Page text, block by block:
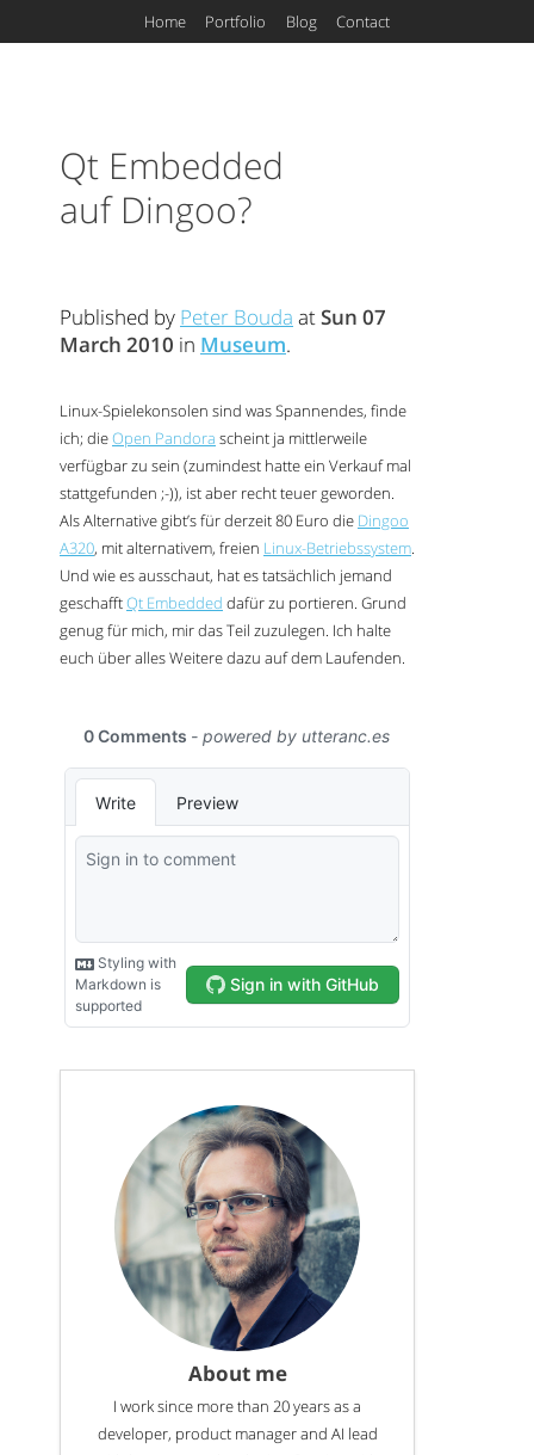
Home Portfolio Blog Contact
Qt Embedded
auf Dingoo?
Published by Peter Bouda atSun 07
March 2010 in Museum.
Linux-Spielekonsolen sind was Spannendes, finde
ich; dieOpen Pandora scheint ja mittlerweile
verfügbar zu sein (zumindest hatte ein Verkauf mal
stattgefunden ;-)), ist aber recht teuer geworden.
Als Alternative gibt’s für derzeit 80 Euro die Dingoo
A320, mit alternativem, freien Linux-Betriebssystem.
Und wie es ausschaut, hat es tatsächlich jemand
geschafftQt Embedded dafür zu portieren. Grund
genug für mich, mir das Teil zuzulegen. Ich halte
euch über alles Weitere dazu auf dem Laufenden.
About me
I work since more than 20 years as a
developer, product manager and AI lead